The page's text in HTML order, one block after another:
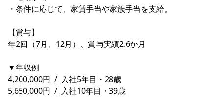
・条件に応じて、家賃手当や家族手当を支給。
【賞与】
年2回（7月、12月）、賞与実績2.6か月
▼年収例
4,200,000円 / 入社5年目・28歳
5,650,000円 / 入社10年目・39歳